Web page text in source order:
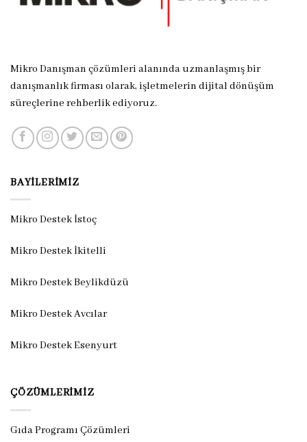
Mikro Danışman çözümleri alanında uzmanlaşmış bir
danışmanlık firması olarak, işletmelerin dijital dönüşüm
süreçlerine rehberlik ediyoruz.
BAYILERIMIZ
Mikro Destek İstoç
Mikro Destek İkitelli
Mikro Destek Beylikdüzü
Mikro Destek Avcılar
Mikro Destek Esenyurt
ÇÖZÜMLERIMIZ
Gıda Programı Çözümleri